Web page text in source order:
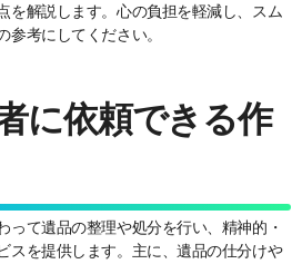
を解説します。心の負担を軽減し、スム
参考にしてください。
に依頼できる作
って遺品の整理や処分を行い、精神的・
スを提供します。主に、遺品の仕分けや